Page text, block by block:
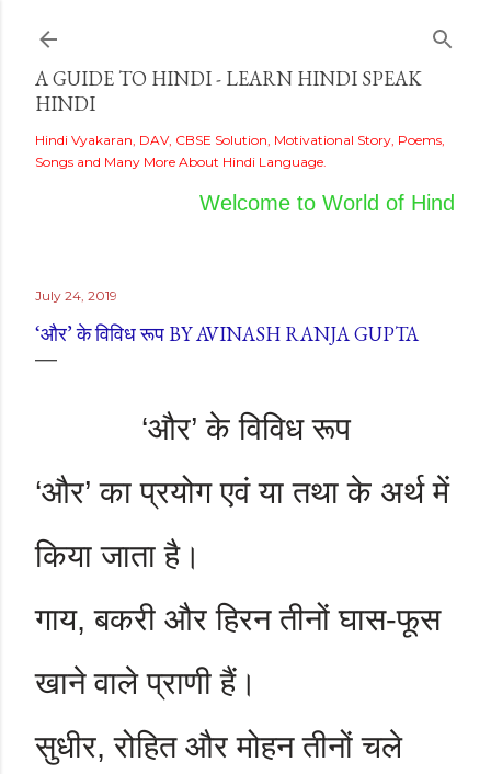
A GUIDE TO HINDI - LEARN HINDI SPEAK
HINDI
Hindi Vyakaran, DAV, CBSE Solution, Motivational Story, Poems,
Songs and Many More About Hindi Language.
Welcome to World of Hindi
July 24, 2019
‘और’ के विविध रूप BY AVINASH RANJA GUPTA
‘और’ के विविध रूप
‘और’ का प्रयोग एवं या तथा के अर्थ में
किया जाता है।
गाय, बकरी और हिरन तीनों घास-फूस
खाने वाले प्राणी हैं।
सुधीर, रोहित और मोहन तीनों चले